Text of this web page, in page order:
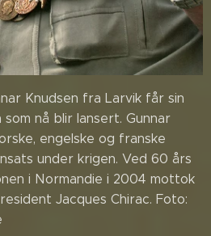
Knudsen fra Larvik får sin
nå blir lansert. Gunnar
engelske og franske
under krigen. Ved 60 års
i Normandie i 2004 mottok
Jacques Chirac. Foto: